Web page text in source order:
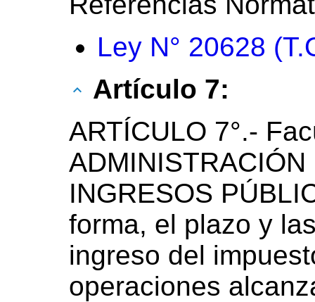
Ley N° 20628
Artículo 7:
ARTÍCULO 7°.-
INGRESOS
forma, el plazo y
ingreso del
operaciones